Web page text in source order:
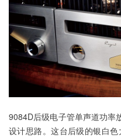
9084D后级电子管单声道功率
设计思路。这台后级的银白